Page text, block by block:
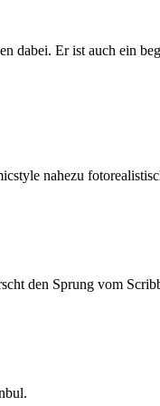
dabei. Er ist auch ein
nahezu
den Sprung vom